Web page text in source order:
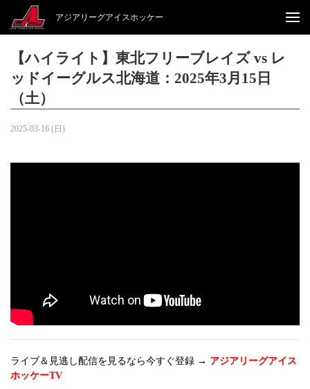
アジアリーグアイスホッケー
【ハイライト】東北フリーブレイズ vs レ
ッドイーグルス北海道：2025年3月15日
（土）
2025-03-16 (日)
ライブ＆見逃し配信を見るなら今すぐ登録 → アジアリーグアイス
ホッケーTV